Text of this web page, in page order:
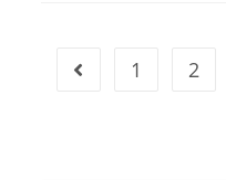
Ir para a página
1 2